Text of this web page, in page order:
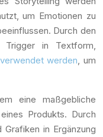
um Emotionen zu
Durch den
Trigger in Textform,
werden, um
eine maßgebliche
Produkts. Durch
in Ergänzung